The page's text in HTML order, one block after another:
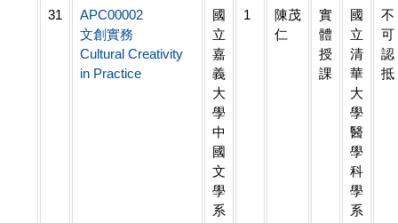
31
APC00002
文創實務
Cultural Creativity
in Practice
國
立
嘉
義
大
學
中
國
文
學
系
1
陳茂
仁
實
體
授
課
國
立
清
華
大
學
醫
學
科
學
系
不
可
認
抵